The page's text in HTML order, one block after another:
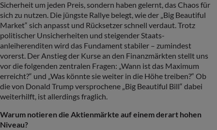
Sicherheit um jeden Preis, sondern haben gelernt, das Chaos für
sich zu nutzen. Die jüngste Rallye belegt, wie der „Big Beautiful
Market“ sich anpasst und Rücksetzer schnell verdaut. Trotz
politischer Unsicherheiten und steigender Staats-
anleiherenditen wird das Fundament stabiler – zumindest
vorerst. Der Anstieg der Kurse an den Finanzmärkten stellt uns
vor die folgenden zentralen Fragen: „Wann ist das Maximum
erreicht?“ und „Was könnte sie weiter in die Höhe treiben?“ Ob
die von Donald Trump versprochene „Big Beautiful Bill“ dabei
weiterhilft, ist allerdings fraglich.
Warum notieren die Aktienmärkte auf einem derart hohen
Niveau?